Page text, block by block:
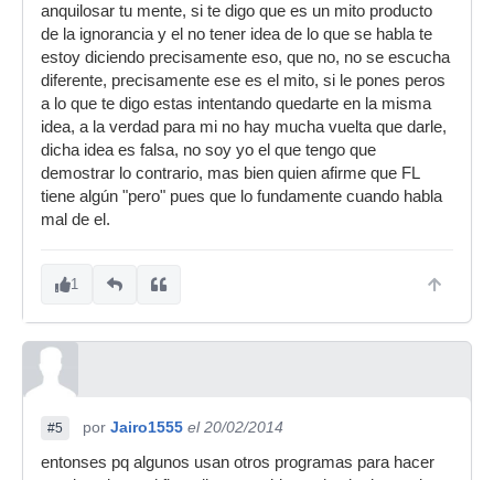
anquilosar tu mente, si te digo que es un mito producto
de la ignorancia y el no tener idea de lo que se habla te
estoy diciendo precisamente eso, que no, no se escucha
diferente, precisamente ese es el mito, si le pones peros
a lo que te digo estas intentando quedarte en la misma
idea, a la verdad para mi no hay mucha vuelta que darle,
dicha idea es falsa, no soy yo el que tengo que
demostrar lo contrario, mas bien quien afirme que FL
tiene algún "pero" pues que lo fundamente cuando habla
mal de el.
1
#5 por Jairo1555 el 20/02/2014
entonses pq algunos usan otros programas para hacer